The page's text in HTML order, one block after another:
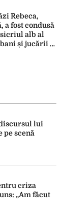
Rebeca,
a fost condusă
alb al
și jucării –
lui
pe scenă
criza
„Am făcut